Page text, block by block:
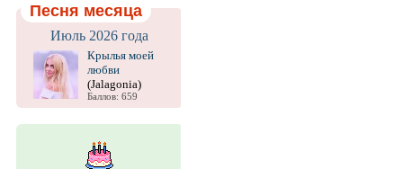
Песня месяца
Июль 2026 года
Крылья моей
любви
(Jalagonia)
Баллов: 659